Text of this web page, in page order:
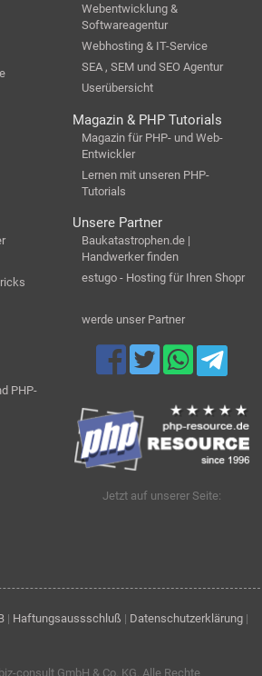
Webentwicklung &
Softwareagentur
Webhosting & IT-Service
SEA , SEM und SEO Agentur
Userübersicht
Magazin & PHP Tutorials
Magazin für PHP- und Web-
Entwickler
Lernen mit unseren PHP-
Tutorials
Unsere Partner
Baukatastrophen.de |
Handwerker finden
estugo - Hosting für Ihren Shopr
werde unser Partner
PHP-
Jetzt auf unserer Seite:
| Haftungsaussschluß | Datenschutzerklärung |
consult GmbH & Co. KG . Alle Rechte